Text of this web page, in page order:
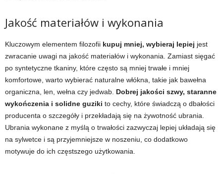
Jakość materiałów i wykonania
Kluczowym elementem filozofii kupuj mniej, wybieraj lepiej jest
zwracanie uwagi na jakość materiałów i wykonania. Zamiast sięgać
po syntetyczne tkaniny, które często są mniej trwałe i mniej
komfortowe, warto wybierać naturalne włókna, takie jak bawełna
organiczna, len, wełna czy jedwab. Dobrej jakości szwy, staranne
wykończenia i solidne guziki to cechy, które świadczą o dbałości
producenta o szczegóły i przekładają się na żywotność ubrania.
Ubrania wykonane z myślą o trwałości zazwyczaj lepiej układają się
na sylwetce i są przyjemniejsze w noszeniu, co dodatkowo
motywuje do ich częstszego użytkowania.